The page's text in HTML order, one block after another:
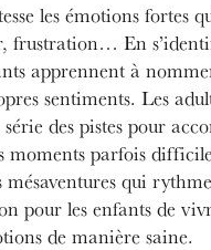
les émotions fortes
frustration… En
apprennent à
sentiments. Les
des pistes pour
moments parfois
mésaventures qui
pour les enfants de
de manière saine.